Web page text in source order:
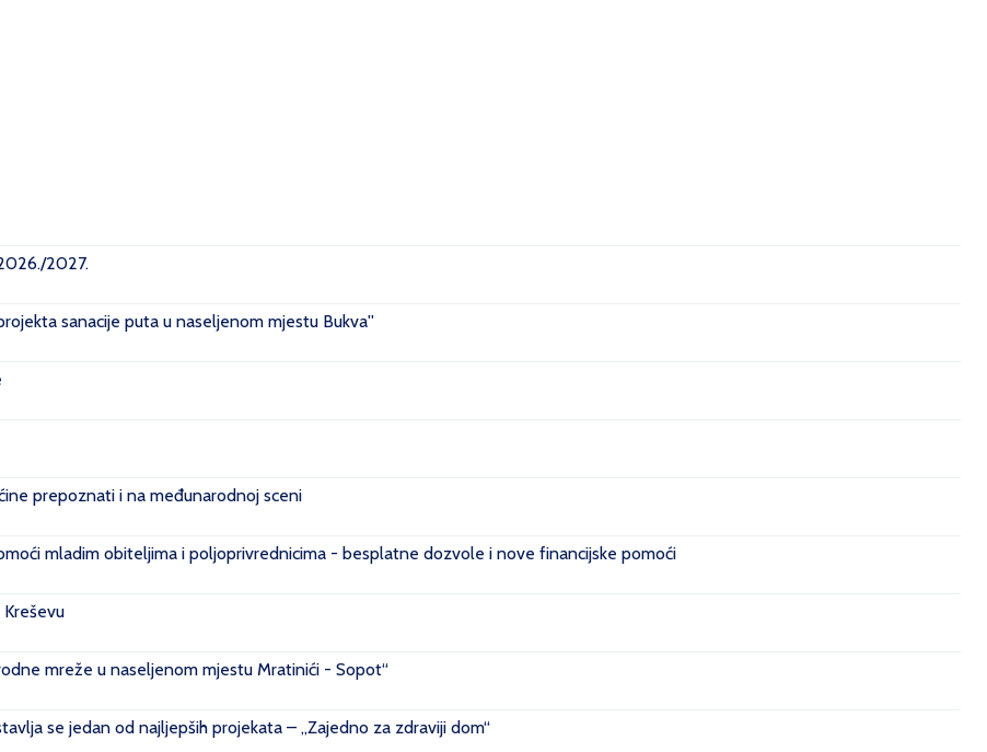
2027.
sanacije puta u naseljenom mjestu Bukva''
prepoznati i na međunarodnoj sceni
mladim obiteljima i poljoprivrednicima - besplatne dozvole i nove financijske pomoći
mreže u naseljenom mjestu Mratinići - Sopot“
se jedan od najljepših projekata – „Zajedno za zdraviji dom“